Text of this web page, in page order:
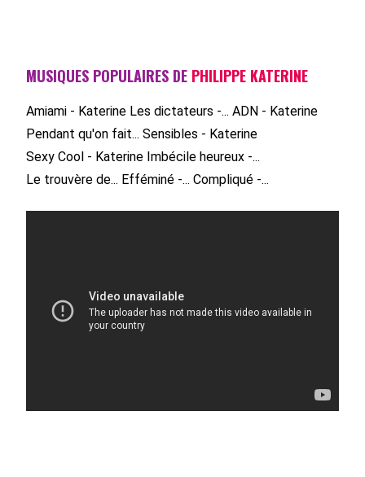
MUSIQUES POPULAIRES DE PHILIPPE KATERINE
Amiami - Katerine Les dictateurs -... ADN - Katerine
Pendant qu'on fait... Sensibles - Katerine
Sexy Cool - Katerine Imbécile heureux -...
Le trouvère de... Efféminé -... Compliqué -...